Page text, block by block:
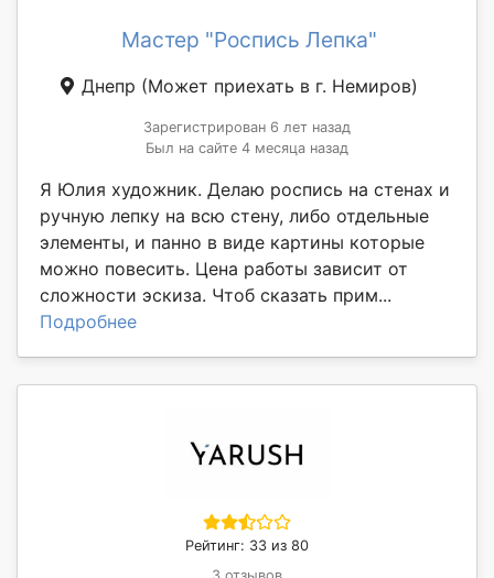
Мастер "Роспись Лепка"
Днепр (Может приехать в г. Немиров)
Зарегистрирован 6 лет назад
Был на сайте 4 месяца назад
Я Юлия художник. Делаю роспись на стенах и
ручную лепку на всю стену, либо отдельные
элементы, и панно в виде картины которые
можно повесить. Цена работы зависит от
сложности эскиза. Чтоб сказать прим...
Подробнее
Рейтинг: 33 из 80